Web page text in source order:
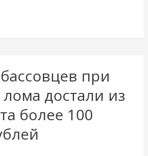
при
достали из
более 100